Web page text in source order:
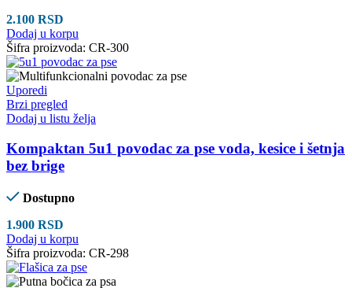
2.100 RSD
Dodaj u korpu
Šifra proizvoda: CR-300
Uporedi
Brzi pregled
Dodaj u listu želja
Kompaktan 5u1 povodac za pse voda, kesice i šetnja
bez brige
Dostupno
1.900 RSD
Dodaj u korpu
Šifra proizvoda: CR-298